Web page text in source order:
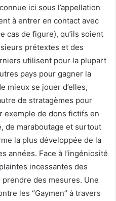
ici sous l’appellation
à entrer en contact avec
cas de figure), qu’ils soient
prétextes et des
utilisent pour la plupart
pays pour gagner la
mieux se jouer d’elles,
de stratagèmes pour
exemple de dons fictifs en
de maraboutage et surtout
la plus développée de la
années. Face à l’ingéniosité
incessantes des
des mesures. Une
les ‘’Gaymen’’ à travers